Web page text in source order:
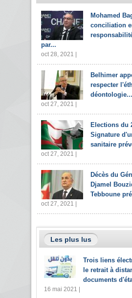
Mohamed
conciliation
par...
oct 28, 2021 |
Belhimer
respecter
déontologie...
oct 27, 2021 |
Elections du
Signature
sanitaire
oct 27, 2021 |
Décès du
Djamel
Tebboune
oct 27, 2021 |
Les plus lus
Trois liens
le retrait à
documents
16 mai 2021 |